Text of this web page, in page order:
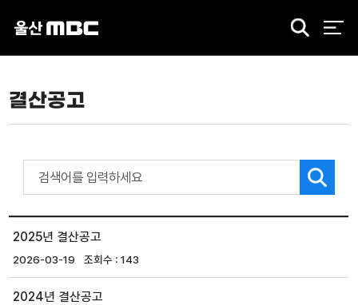
검
결산공고
2025년 결산공고
2026-03-19 143
2024년 결산공고